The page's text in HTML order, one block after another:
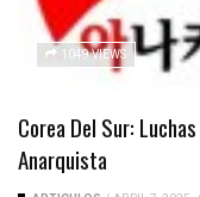
1049 VIEWS
Corea Del Sur:
Anarquista